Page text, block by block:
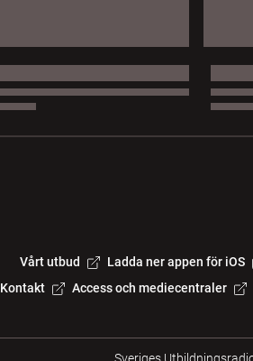
Vårt utbud Ladda ner appen för iOS
Kontakt
Access och mediecentraler